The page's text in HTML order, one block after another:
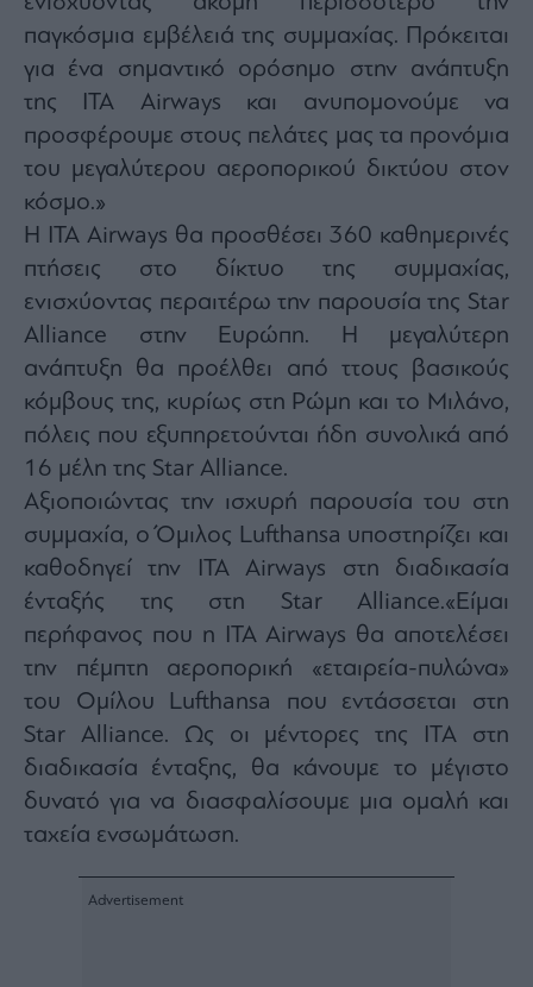
agree
our
and
Notice.
You
opt
at
time.
This
site
is
protected
by
reCAPTCHA
and
the
Google
Privacy
Policy
and
of
Service
apply.
παγκόσμια εμβέλειά της συμμαχίας. Πρόκειται
για ένα σημαντικό ορόσημο στην ανάπτυξη
της ITA Airways και ανυπομονούμε να
προσφέρουμε στους πελάτες μας τα προνόμια
του μεγαλύτερου αεροπορικού δικτύου στον
κόσμο.»
Η ITA Airways θα προσθέσει 360 καθημερινές
πτήσεις στο δίκτυο της συμμαχίας,
ενισχύοντας περαιτέρω την παρουσία της Star
Alliance στην Ευρώπη. Η μεγαλύτερη
ανάπτυξη θα προέλθει από ττους βασικούς
κόμβους της, κυρίως στη Ρώμη και το Μιλάνο,
πόλεις που εξυπηρετούνται ήδη συνολικά από
16 μέλη της Star Alliance.
Αξιοποιώντας την ισχυρή παρουσία του στη
συμμαχία, ο Όμιλος Lufthansa υποστηρίζει και
καθοδηγεί την ITA Airways στη διαδικασία
ένταξής της στη Star Alliance.«Είμαι
περήφανος που η ITA Airways θα αποτελέσει
την πέμπτη αεροπορική «εταιρεία-πυλώνα»
του Ομίλου Lufthansa που εντάσσεται στη
Star Alliance. Ως οι μέντορες της ΙΤΑ στη
διαδικασία ένταξης, θα κάνουμε το μέγιστο
δυνατό για να διασφαλίσουμε μια ομαλή και
ταχεία ενσωμάτωση.